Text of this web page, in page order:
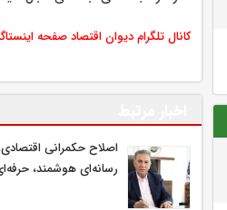
کانال تلگرام دیوان اقتصادصفحه
اصلاح حکمرانی
رسانه‌ای هوشمند،